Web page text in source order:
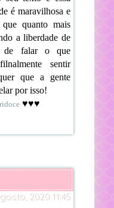
é maravilhosa e
quanto mais
a liberdade de
de falar o que
sentir
que a gente
por isso!
♥️♥️♥️
2020 11:45